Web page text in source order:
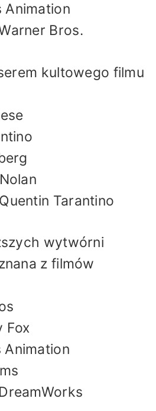
Animation
Bros.
kultowego filmu
Tarantino
wytwórni
z filmów
Fox
Animation